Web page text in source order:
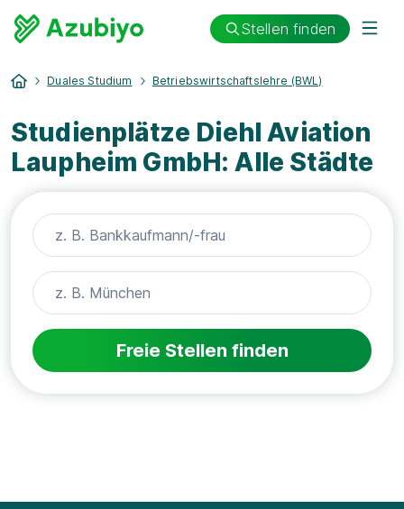
Stellen finden
Duales Studium Betriebswirtschaftslehre (BWL)
Studienplätze Diehl Aviation
Laupheim GmbH: Alle Städte
Freie Stellen finden